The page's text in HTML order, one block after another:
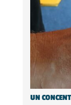
UN